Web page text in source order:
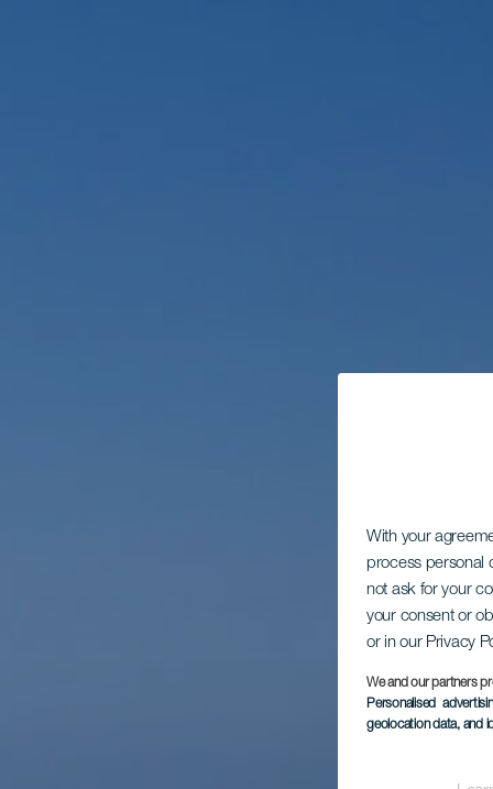
With your
process personal
not ask for your
your consent or
or in our Privacy
We and our partners
Personalised
geolocation data, and